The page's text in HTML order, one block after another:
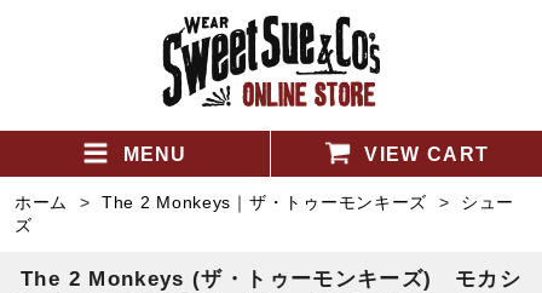
MENU VIEW CART
ホーム > The 2 Monkeys｜ザ・トゥーモンキーズ > シュー
ズ
The 2 Monkeys (ザ・トゥーモンキーズ) モカシ